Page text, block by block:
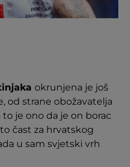
okrunjena je još
od strane obožavatelja
je ono da je on borac
čast za hrvatskog
u sam svjetski vrh